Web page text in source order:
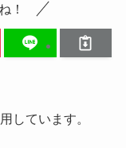
！
しています。